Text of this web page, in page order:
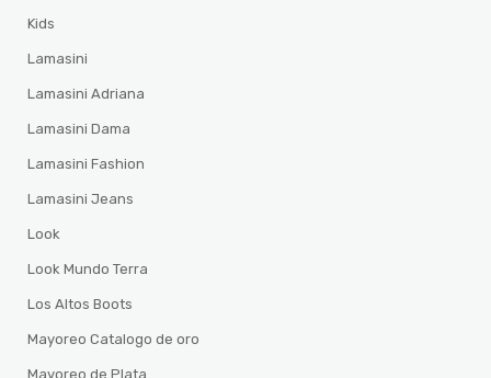
Kids
Lamasini
Lamasini Adriana
Lamasini Dama
Lamasini Fashion
Lamasini Jeans
Look
Look Mundo Terra
Los Altos Boots
Mayoreo Catalogo de oro
Mayoreo de Plata